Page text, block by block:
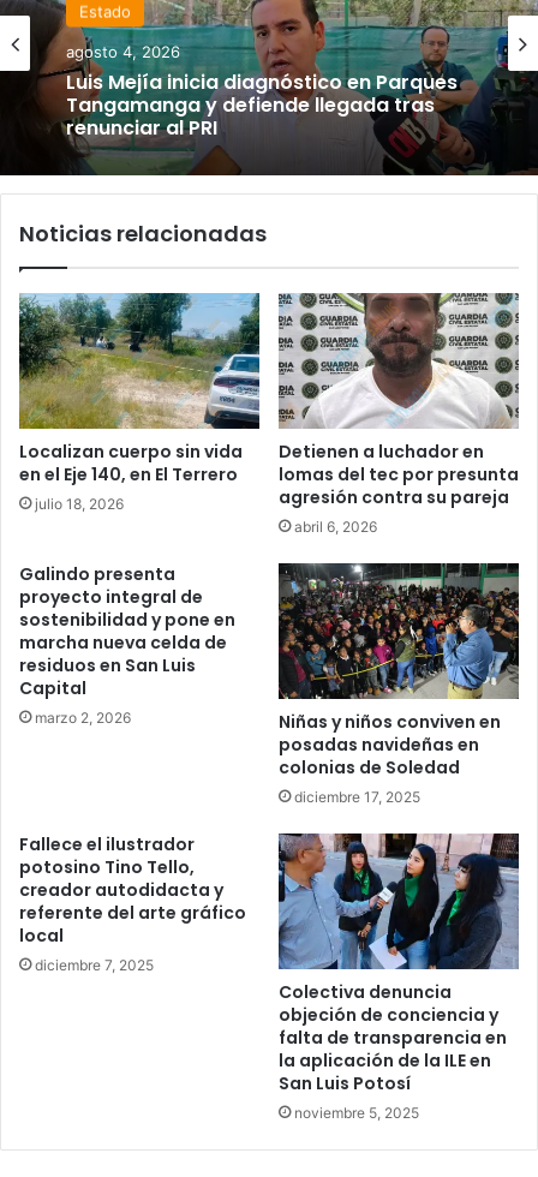
Estado
agosto 4, 2026
Luis Mejía inicia diagnóstico en Parques
Tangamanga y defiende llegada tras
renunciar al PRI
Noticias relacionadas
Localizan cuerpo sin vida
en el Eje 140, en El Terrero
julio 18, 2026
Detienen a luchador en
lomas del tec por presunta
agresión contra su pareja
abril 6, 2026
Galindo presenta
proyecto integral de
sostenibilidad y pone en
marcha nueva celda de
residuos en San Luis
Capital
marzo 2, 2026
Niñas y niños conviven en
posadas navideñas en
colonias de Soledad
diciembre 17, 2025
Fallece el ilustrador
potosino Tino Tello,
creador autodidacta y
referente del arte gráfico
local
diciembre 7, 2025
Colectiva denuncia
objeción de conciencia y
falta de transparencia en
la aplicación de la ILE en
San Luis Potosí
noviembre 5, 2025